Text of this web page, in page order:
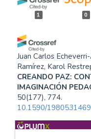
1 0
Juan Carlos
Ramírez, Karol
CREANDO PAZ:
IMAGINACIÓN
50(177), 774.
10.1590/